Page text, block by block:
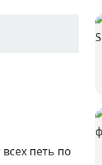
петь по